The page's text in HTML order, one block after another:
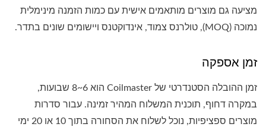
מציעה גם מוצרים מותאמים אישית עם כמות הזמנה מינימלית
נמוכה (MOQ), טולרנס צמוד, אינדוקטנס ויישומים שונים בתדר.
זמן אספקה
זמן ההובלה הסטנדרטי של Coilmaster הוא 6~8 שבועות,
במקרה דחוף, תוכנית המשלוח המהיר זמינה. עבור סדרות
מוצרים ספציפיות, נוכל לשלוח את הסחורה בתוך 10 או 20 ימי